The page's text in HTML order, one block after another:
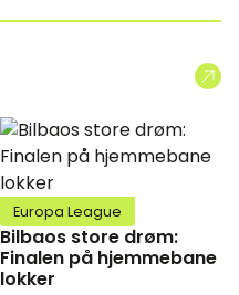
Europa League
Bilbaos store drøm:
Finalen på hjemmebane
lokker